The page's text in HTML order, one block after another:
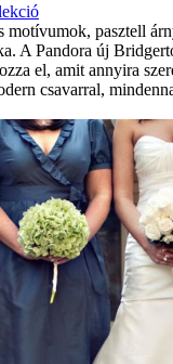
motívumok, pasztell
A Pandora új
el, amit annyira
csavarral,